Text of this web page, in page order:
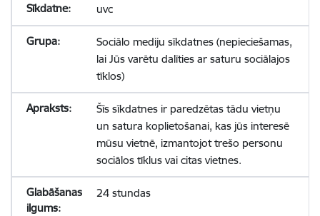
uvc
Sociālo mediju sīkdatnes (nepieciešamas,
lai Jūs varētu dalīties ar saturu sociālajos
tīklos)
Šīs sīkdatnes ir paredzētas tādu vietņu
un satura koplietošanai, kas jūs interesē
mūsu vietnē, izmantojot trešo personu
sociālos tīklus vai citas vietnes.
24 stundas